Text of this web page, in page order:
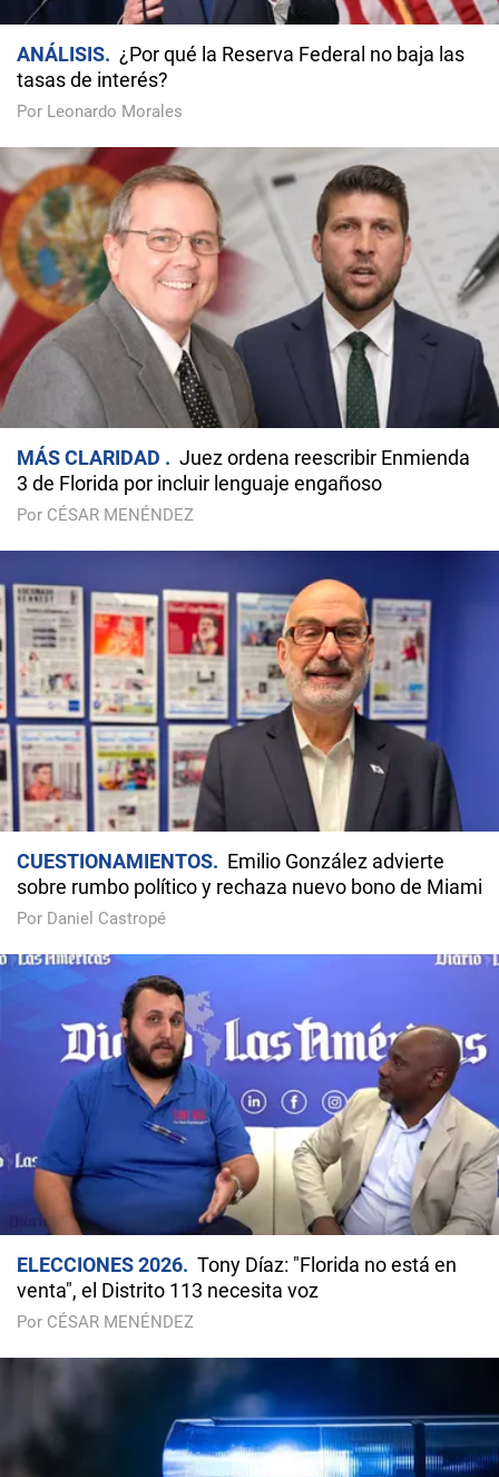
ANÁLISIS
¿Por qué la Reserva Federal no baja las
tasas de interés?
Por Leonardo Morales
MÁS CLARIDAD
Juez ordena reescribir Enmienda
3 de Florida por incluir lenguaje engañoso
Por CÉSAR MENÉNDEZ
CUESTIONAMIENTOS
Emilio González advierte
sobre rumbo político y rechaza nuevo bono de Miami
Por Daniel Castropé
ELECCIONES 2026
Tony Díaz: "Florida no está en
venta", el Distrito 113 necesita voz
Por CÉSAR MENÉNDEZ